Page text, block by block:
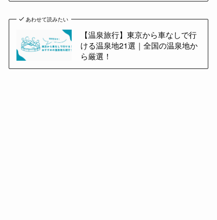
あわせて読みたい
【温泉旅行】東京から車なしで行
ける温泉地21選｜全国の温泉地か
ら厳選！